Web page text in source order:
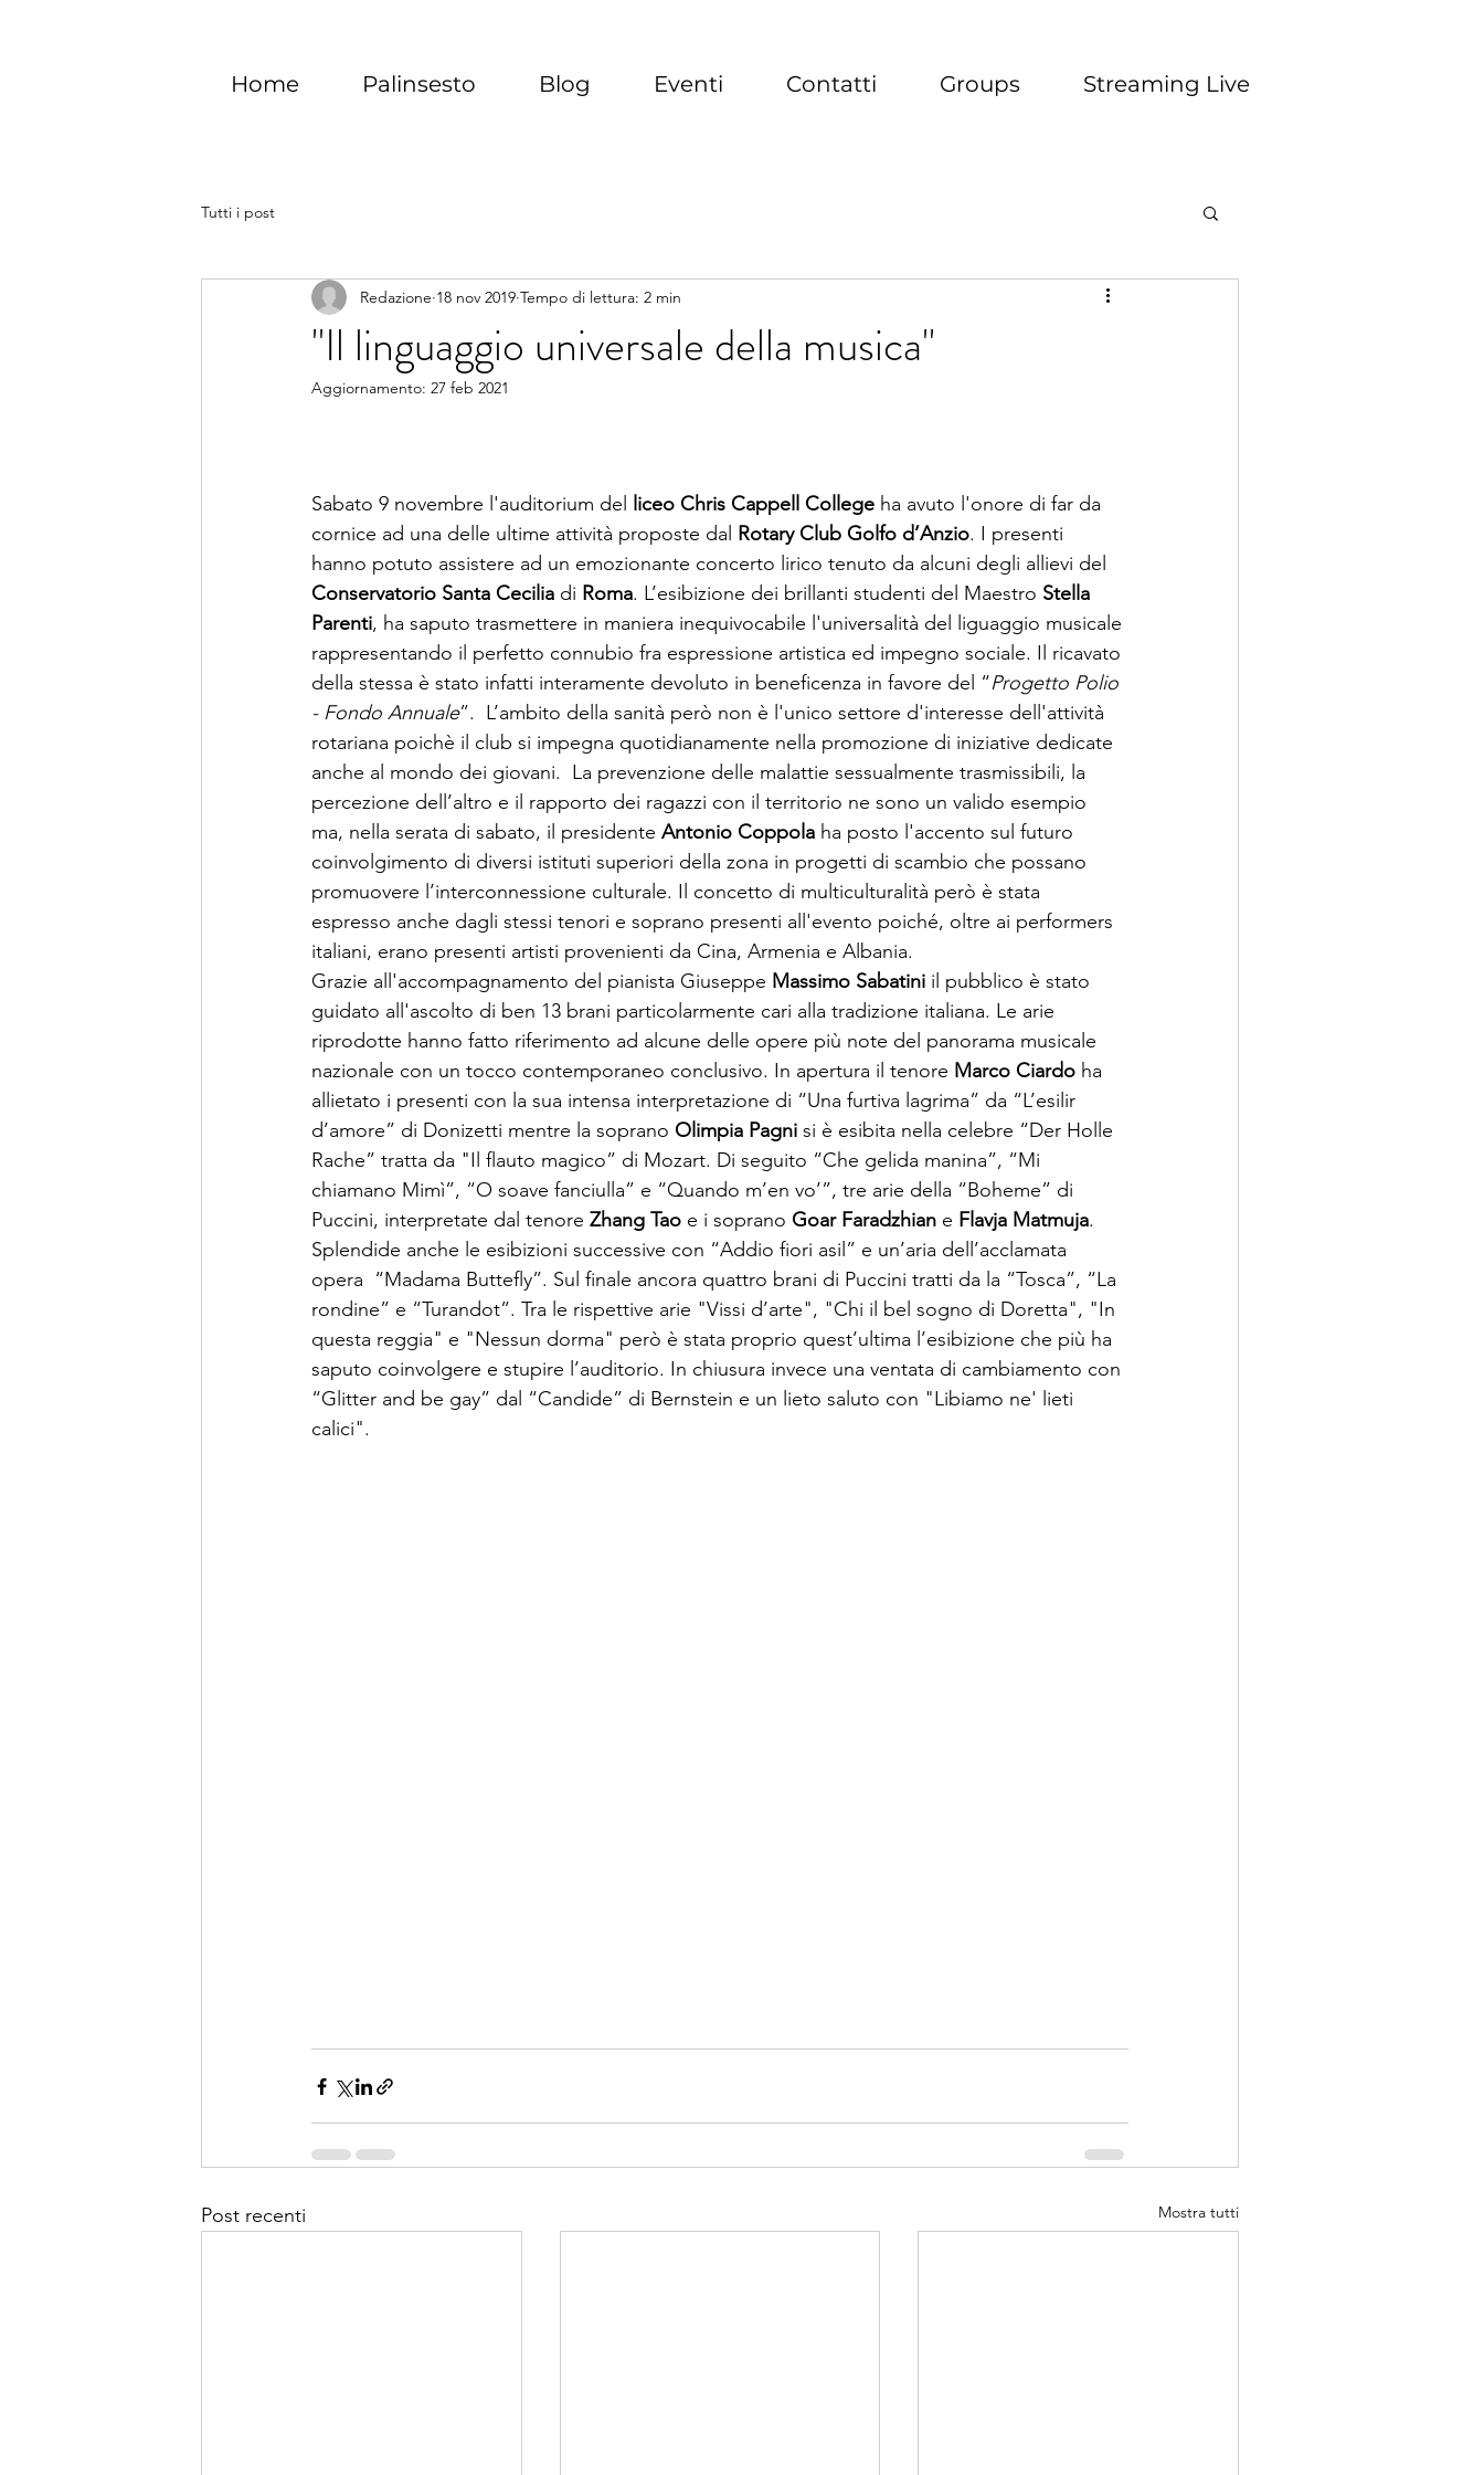
Home Palinsesto Blog Eventi Contatti Groups Streaming Live
Tutti i post
"Il linguaggio universale della musica"
Redazione 18 nov 2019 Tempo di lettura: 2 min
Aggiornamento: 27 feb 2021
Sabato 9 novembre l'auditorium del liceo Chris Cappell College ha avuto l'onore di far da
cornice ad una delle ultime attività proposte dal Rotary Club Golfo d’Anzio. I presenti
hanno potuto assistere ad un emozionante concerto lirico tenuto da alcuni degli allievi del
Conservatorio Santa Cecilia di Roma. L’esibizione dei brillanti studenti del Maestro Stella
Parenti, ha saputo trasmettere in maniera inequivocabile l'universalità del liguaggio musicale
rappresentando il perfetto connubio fra espressione artistica ed impegno sociale. Il ricavato
della stessa è stato infatti interamente devoluto in beneficenza in favore del “Progetto Polio
- Fondo Annuale”.  L’ambito della sanità però non è l'unico settore d'interesse dell'attività
rotariana poichè il club si impegna quotidianamente nella promozione di iniziative dedicate
anche al mondo dei giovani.  La prevenzione delle malattie sessualmente trasmissibili, la
percezione dell’altro e il rapporto dei ragazzi con il territorio ne sono un valido esempio
ma, nella serata di sabato, il presidente Antonio Coppola ha posto l'accento sul futuro
coinvolgimento di diversi istituti superiori della zona in progetti di scambio che possano
promuovere l’interconnessione culturale. Il concetto di multiculturalità però è stata
espresso anche dagli stessi tenori e soprano presenti all'evento poiché, oltre ai performers
italiani, erano presenti artisti provenienti da Cina, Armenia e Albania.
Grazie all'accompagnamento del pianista Giuseppe Massimo Sabatini il pubblico è stato
guidato all'ascolto di ben 13 brani particolarmente cari alla tradizione italiana. Le arie
riprodotte hanno fatto riferimento ad alcune delle opere più note del panorama musicale
nazionale con un tocco contemporaneo conclusivo. In apertura il tenore Marco Ciardo ha
allietato i presenti con la sua intensa interpretazione di “Una furtiva lagrima” da “L’esilir
d’amore” di Donizetti mentre la soprano Olimpia Pagni si è esibita nella celebre “Der Holle
Rache” tratta da "Il flauto magico” di Mozart. Di seguito “Che gelida manina”, “Mi
chiamano Mimì”, “O soave fanciulla” e “Quando m’en vo’”, tre arie della “Boheme” di
Puccini, interpretate dal tenore Zhang Tao e i soprano Goar Faradzhian e Flavja Matmuja.
Splendide anche le esibizioni successive con “Addio fiori asil” e un’aria dell’acclamata
opera  “Madama Buttefly”. Sul finale ancora quattro brani di Puccini tratti da la “Tosca”, “La
rondine” e “Turandot”. Tra le rispettive arie "Vissi d’arte", "Chi il bel sogno di Doretta", "In
questa reggia" e "Nessun dorma" però è stata proprio quest’ultima l’esibizione che più ha
saputo coinvolgere e stupire l’auditorio. In chiusura invece una ventata di cambiamento con
“Glitter and be gay” dal “Candide” di Bernstein e un lieto saluto con "Libiamo ne' lieti
calici".
Post recenti Mostra tutti